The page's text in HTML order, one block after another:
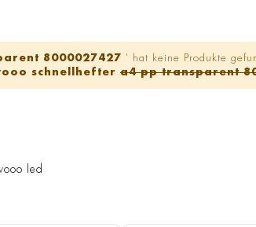
8000027427 ' hat keine Produkte
schnellhefter a4 pp transparent
led